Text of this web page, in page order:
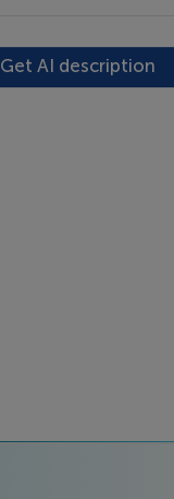
Get AI description